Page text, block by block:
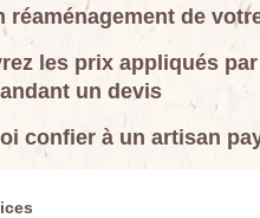
réaménagement de
les prix appliqués
un devis
confier à un artisan